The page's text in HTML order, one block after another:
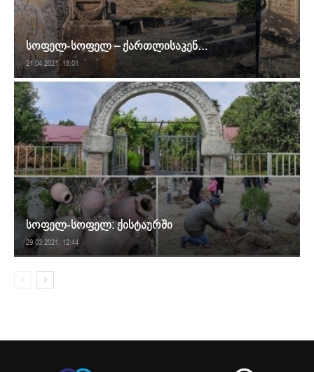
სოფელ-სოფელ – ქართლისაკენ…
21.04.2021. 18:01
სოფელ-სოფელ: ქისტაურში
29.03.2021. 12:44